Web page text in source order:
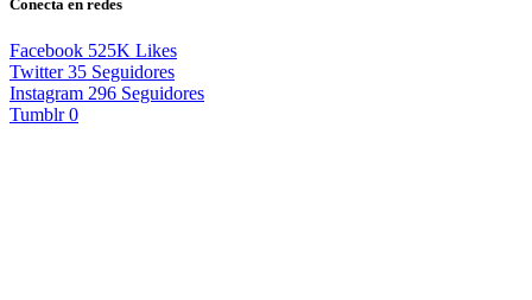
Conecta en redes
Facebook 525K Likes
Twitter 35 Seguidores
Instagram 296 Seguidores
Tumblr 0